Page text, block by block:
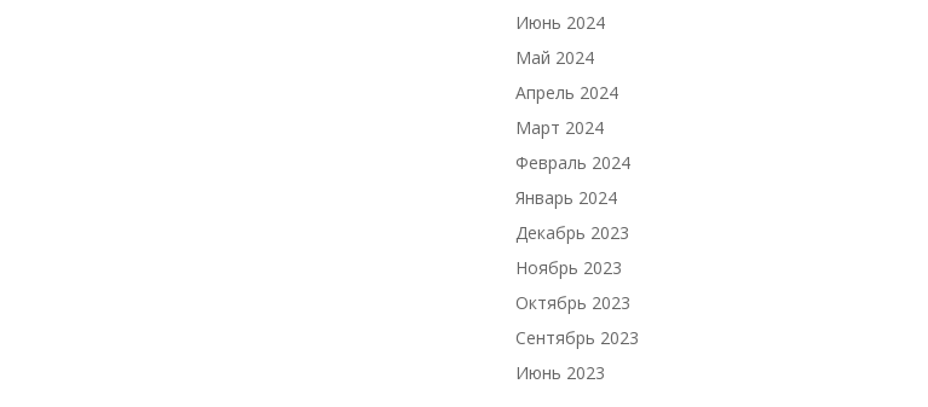
Июнь 2024
Май 2024
Апрель 2024
Март 2024
Февраль 2024
Январь 2024
Декабрь 2023
Ноябрь 2023
Октябрь 2023
Сентябрь 2023
Июнь 2023